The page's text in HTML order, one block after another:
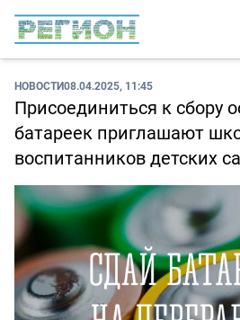
НОВОСТИ08.04.2025, 11:45
Присоединиться к сбору
батареек приглашают
воспитанников детских